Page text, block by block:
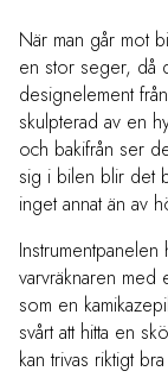
När man går mot
en stor seger, då
designelement
skulpterad av en
och bakifrån ser
sig i bilen blir det
inget annat än av
varvräknaren med
som en
svårt att hitta en
kan trivas riktigt